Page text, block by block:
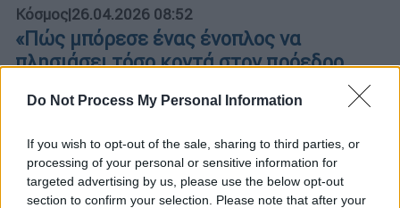
Do Not Process My Personal Information
If you wish to opt-out of the sale, sharing to third parties, or
processing of your personal or sensitive information for
targeted advertising by us, please use the below opt-out
section to confirm your selection. Please note that after your
Κόσμος|26.04.2026 08:52
«Πώς μπόρεσε ένας ένοπλος να
πλησιάσει τόσο κοντά στον πρόεδρο,
ξανά;»: Δημοσιογράφος περιγράφει την
επίθεση στο Hilton
Ο ανταποκριτής του BBC στις ΗΠΑ, Γκάρι Ο'
Ντόνοχιου, αφηγείται όσα έγιναν στη
δεξίωση όπου ένοπλος άνοιξε πυρ